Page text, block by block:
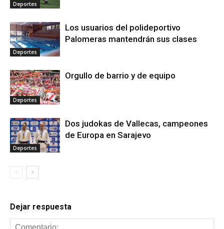
Deportes
Deportes
Los usuarios del polideportivo
Palomeras mantendrán sus clases
Deportes
Orgullo de barrio y de equipo
Deportes
Dos judokas de Vallecas, campeones
de Europa en Sarajevo
Dejar respuesta